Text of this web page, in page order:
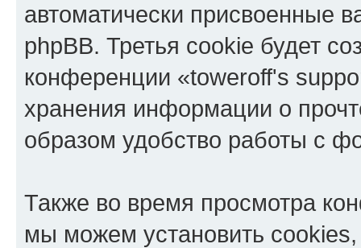
автоматически присвоенные
phpBB. Третья cookie будет
конференции «toweroff's
хранения информации о
образом удобство работы с
Также во время просмотра
мы можем установить